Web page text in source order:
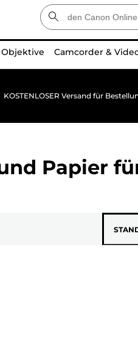
Objektive Camcorder &
KOSTENLOSER Versand für
Papier